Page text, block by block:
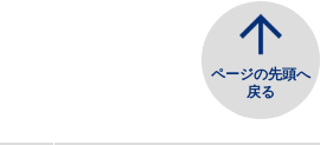
ページの先頭へ
戻る